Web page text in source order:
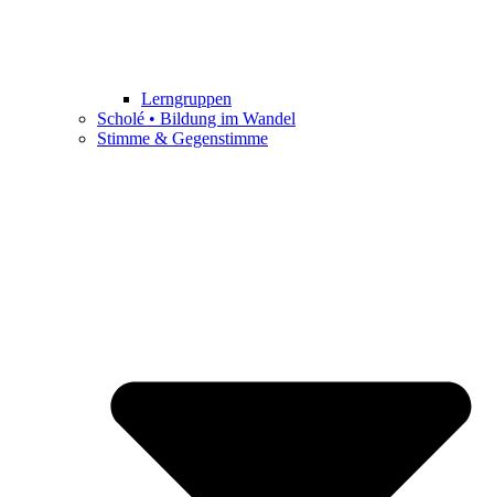
Lerngruppen
Scholé • Bildung im Wandel
Stimme & Gegenstimme